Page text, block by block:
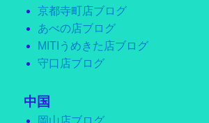
京都寺町店ブログ
あべの店ブログ
MITIうめきた店ブログ
守口店ブログ
中国
岡山店ブログ